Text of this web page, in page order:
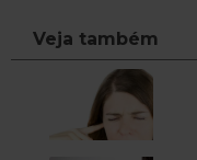
Veja também